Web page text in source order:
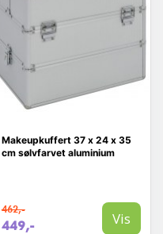
Makeupkuffert 37 x 24 x 35
cm sølvfarvet aluminium
462,-
449,- Vis